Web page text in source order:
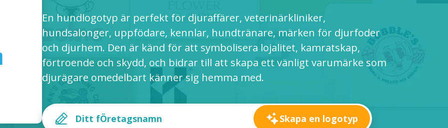
En hundlogotyp är perfekt för djuraffärer, veterinärkliniker,
hundsalonger, uppfödare, kennlar, hundtränare, märken för djurfoder
och djurhem. Den är känd för att symbolisera lojalitet, kamratskap,
förtroende och skydd, och bidrar till att skapa ett vänligt varumärke som
djurägare omedelbart känner sig hemma med.
Skapa en logotyp